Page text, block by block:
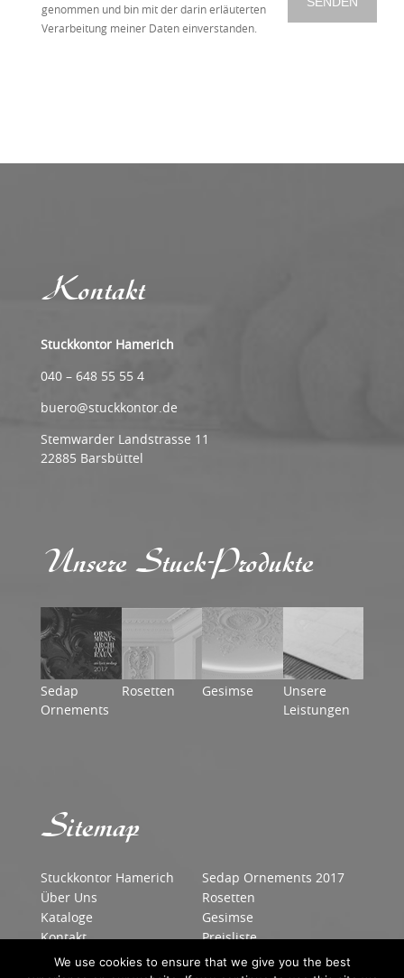
genommen und bin mit der darin erläuterten
Verarbeitung meiner Daten einverstanden.
Kontakt
Stuckkontor Hamerich
040 – 648 55 55 4
buero@stuckkontor.de
Stemwarder Landstrasse 11
22885 Barsbüttel
Unsere Stuck-Produkte
Sedap
Ornements
Rosetten Gesimse
Unsere
Leistungen
Sitemap
Stuckkontor Hamerich
Über Uns
Kataloge
Kontakt
Sedap Ornements 2017
Rosetten
Gesimse
Preisliste
We use cookies to ensure that we give you the best